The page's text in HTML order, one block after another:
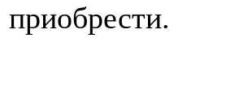
приобрести.